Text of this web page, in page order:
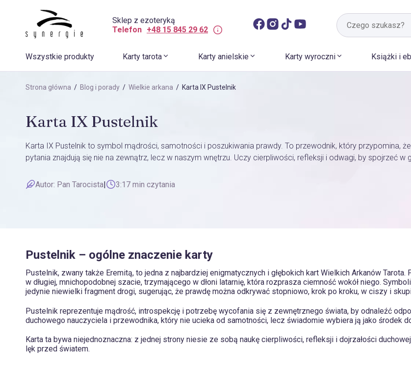
Sklep z ezoteryką
Telefon +48 15 845 29 62
Wszystkie produkty Karty tarota Karty anielskie Karty wyroczni Książki i
Strona główna / Blog i porady / Wielkie arkana / Karta IX Pustelnik
Karta IX Pustelnik
Karta IX Pustelnik to symbol mądrości, samotności i poszukiwania prawdy. To przewodnik, który przypomina,
pytania znajdują się nie na zewnątrz, lecz w naszym wnętrzu. Uczy cierpliwości, refleksji i odwagi, by spojrzeć w
Autor: Pan Tarocista| 3:17 min czytania
Pustelnik – ogólne znaczenie karty
Pustelnik, zwany także Eremitą, to jedna z najbardziej enigmatycznych i głębokich kart Wielkich Arkanów
w długiej, mnichopodobnej szacie, trzymającego w dłoni latarnię, która rozprasza ciemność wokół niego.
jedynie niewielki fragment drogi, sugerując, że prawdę można odkrywać stopniowo, krok po kroku, w ciszy i
Pustelnik reprezentuje mądrość, introspekcję i potrzebę wycofania się z zewnętrznego świata, by odnaleźć
duchowego nauczyciela i przewodnika, który nie ucieka od samotności, lecz świadomie wybiera ją jako środek
Karta ta bywa niejednoznaczna: z jednej strony niesie ze sobą naukę cierpliwości, refleksji i dojrzałości
lęk przed światem.